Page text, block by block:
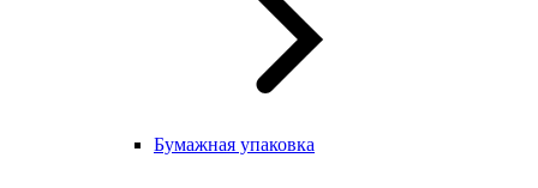
Бумажная упаковка